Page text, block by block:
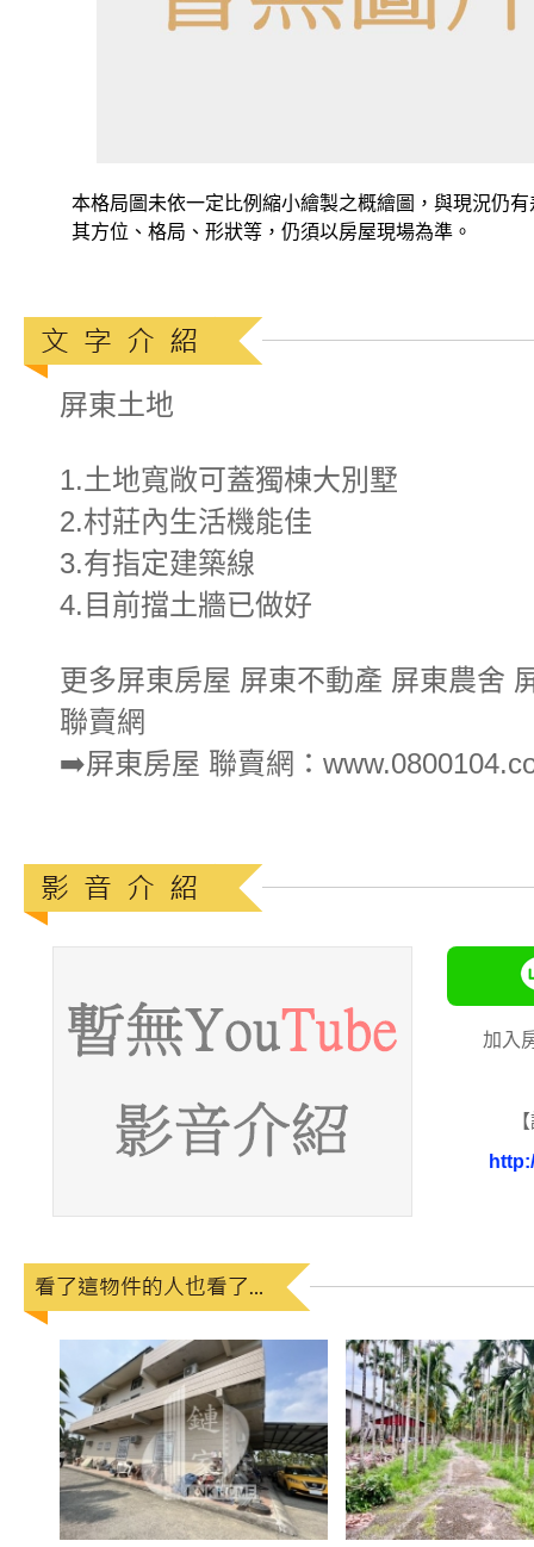
本格局圖未依一定比例縮小繪製之概繪圖，與現況仍有
其方位、格局、形狀等，仍須以房屋現場為準。
屏東土地
1.土地寬敞可蓋獨棟大別墅
2.村莊內生活機能佳
3.有指定建築線
4.目前擋土牆已做好
更多屏東房屋 屏東不動產 屏東農舍
聯賣網
➡️屏東房屋 聯賣網：
加入